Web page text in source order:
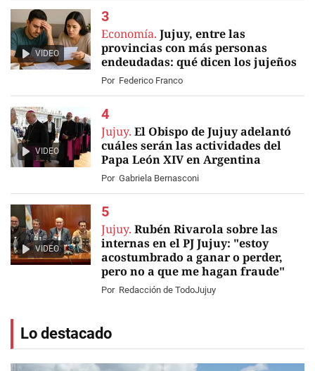
VIDEO
Economía. Jujuy, entre las
provincias con más personas
endeudadas: qué dicen los jujeños
Por Federico Franco
VIDEO
Jujuy. El Obispo de Jujuy adelantó
cuáles serán las actividades del
Papa León XIV en Argentina
Por Gabriela Bernasconi
VIDEO
Jujuy. Rubén Rivarola sobre las
internas en el PJ Jujuy: "estoy
acostumbrado a ganar o perder,
pero no a que me hagan fraude"
Por Redacción de TodoJujuy
Lo destacado